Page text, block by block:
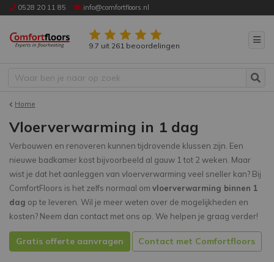
0528 20 11 85 info@comfortfloors.nl
9.7 uit 261 beoordelingen
Home
Vloerverwarming in 1 dag
Verbouwen en renoveren kunnen tijdrovende klussen zijn. Een
nieuwe badkamer kost bijvoorbeeld al gauw 1 tot 2 weken. Maar
wist je dat het aanleggen van vloerverwarming veel sneller kan? Bij
ComfortFloors is het zelfs normaal om vloerverwarming binnen 1
dag op te leveren. Wil je meer weten over de mogelijkheden en
kosten? Neem dan contact met ons op. We helpen je graag verder!
Gratis offerte aanvragen Contact met Comfortfloors